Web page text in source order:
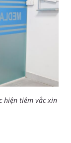
hiện tiêm vắc xin